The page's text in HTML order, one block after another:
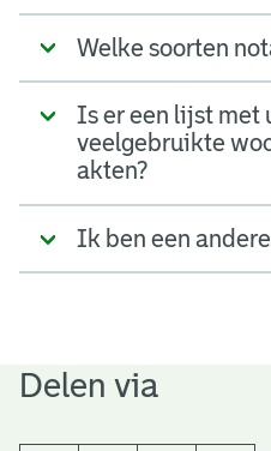
Welke soorten
Is er een lijst met
veelgebruikte
akten?
Ik ben een
Delen via